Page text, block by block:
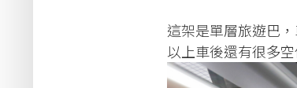
這架是單層旅遊巴
以上車後還有很多